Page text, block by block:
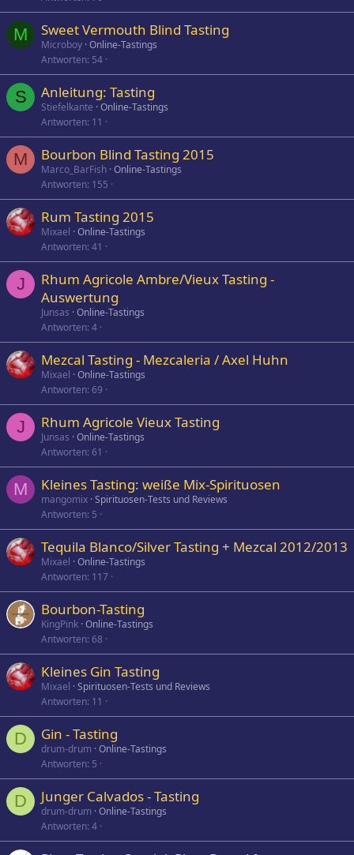
M Sweet Vermouth Blind Tasting
Microboy Online-Tastings
Antworten 54
S Anleitung: Tasting
Stiefelkante Online-Tastings
Antworten 11
M Bourbon Blind Tasting 2015
Marco_BarFish Online-Tastings
Antworten 155
Rum Tasting 2015
Mixael Online-Tastings
Antworten 41
J
Rhum Agricole Ambre/Vieux Tasting -
Auswertung
Junsas Online-Tastings
Antworten 4
Mezcal Tasting - Mezcaleria / Axel Huhn
Mixael Online-Tastings
Antworten 69
J Rhum Agricole Vieux Tasting
Junsas Online-Tastings
Antworten 61
M Kleines Tasting: weiße Mix-Spirituosen
mangomix Spirituosen-Tests und Reviews
Antworten 5
Tequila Blanco/Silver Tasting + Mezcal 2012/2013
Mixael Online-Tastings
Antworten 117
Bourbon-Tasting
KingPink Online-Tastings
Antworten 68
Kleines Gin Tasting
Mixael Spirituosen-Tests und Reviews
Antworten 11
D Gin - Tasting
drum-drum Online-Tastings
Antworten 5
D Junger Calvados - Tasting
drum-drum Online-Tastings
Antworten 4